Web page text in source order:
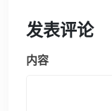
发表评论
内容